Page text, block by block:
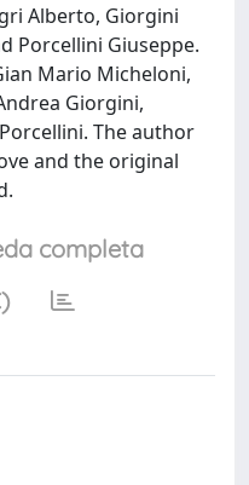
Alberto, Giorgini
Porcellini Giuseppe.
Mario Micheloni,
Giorgini,
The author
and the original
completa